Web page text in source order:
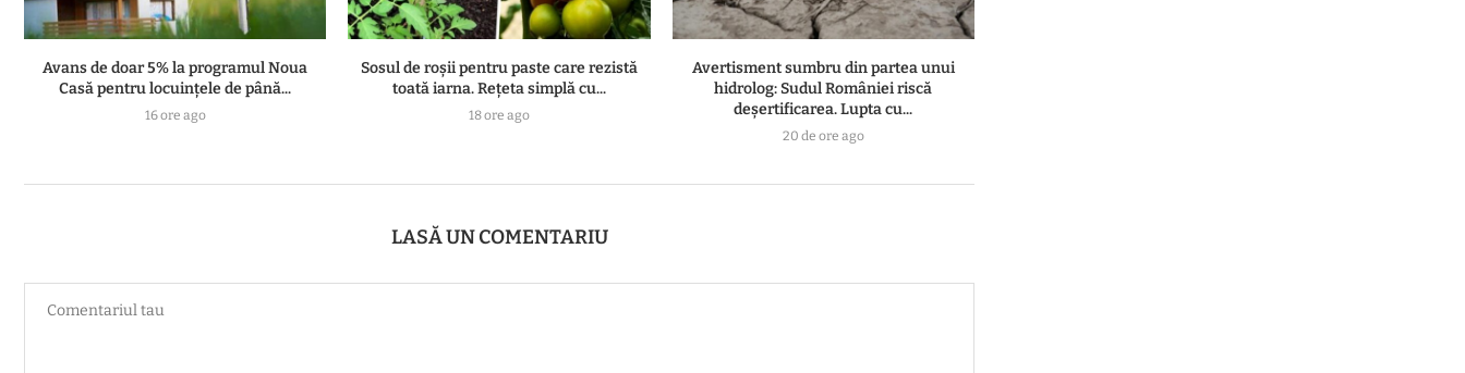
Avans de doar 5% la programul Noua
Casă pentru locuințele de până...
16 ore ago
Sosul de roșii pentru paste care rezistă
toată iarna. Rețeta simplă cu...
18 ore ago
Avertisment sumbru din partea unui
hidrolog: Sudul României riscă
deșertificarea. Lupta cu...
20 de ore ago
LASĂ UN COMENTARIU